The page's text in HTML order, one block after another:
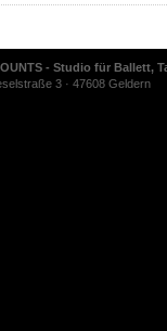
- Studio für Ballett,
3 · 47608 Geldern